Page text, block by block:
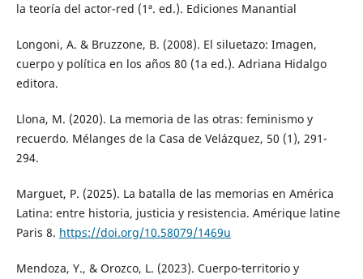
la teoría del actor-red (1ª. ed.). Ediciones Manantial
Longoni, A. & Bruzzone, B. (2008). El siluetazo: Imagen,
cuerpo y política en los años 80 (1a ed.). Adriana Hidalgo
editora.
Llona, M. (2020). La memoria de las otras: feminismo y
recuerdo. Mélanges de la Casa de Velázquez, 50 (1), 291-
294.
Marguet, P. (2025). La batalla de las memorias en América
Latina: entre historia, justicia y resistencia. Amérique latine
Paris 8. https://doi.org/10.58079/1469u
Mendoza, Y., & Orozco, L. (2023). Cuerpo-territorio y